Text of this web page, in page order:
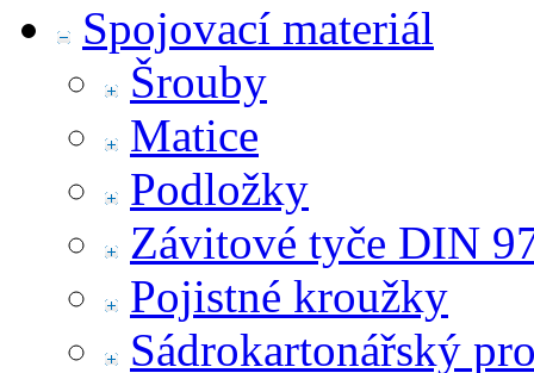
Spojovací materiál
Šrouby
Matice
Podložky
Závitové tyče DIN
Pojistné kroužky
Sádrokartonářský